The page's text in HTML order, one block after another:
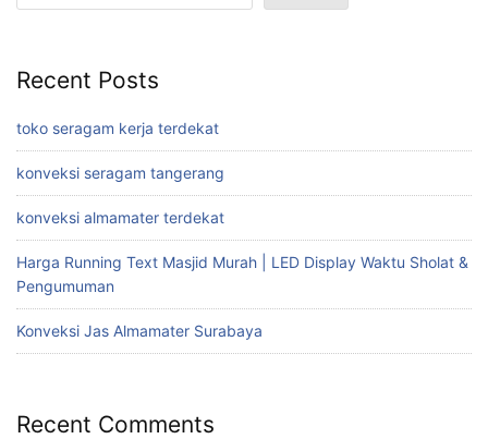
Recent Posts
toko seragam kerja terdekat
konveksi seragam tangerang
konveksi almamater terdekat
Harga Running Text Masjid Murah | LED Display Waktu Sholat &
Pengumuman
Konveksi Jas Almamater Surabaya
Recent Comments